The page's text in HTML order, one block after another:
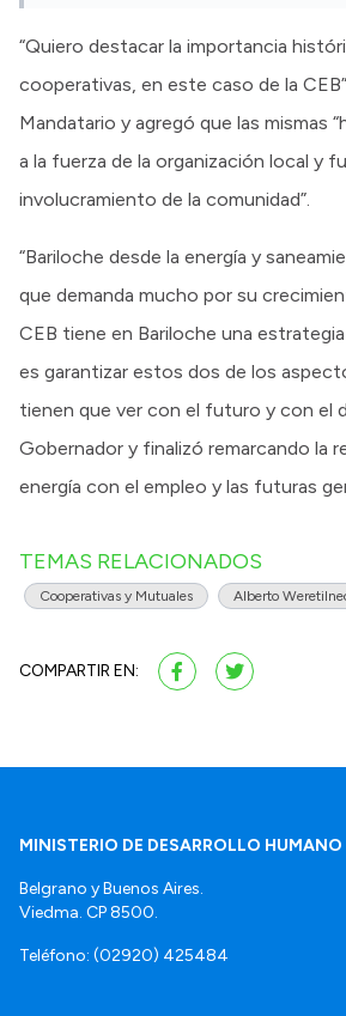
“Quiero destacar la importancia
cooperativas, en este caso de la
Mandatario y agregó que las mismas
a la fuerza de la organización local y
involucramiento de la comunidad”.
“Bariloche desde la energía y
que demanda mucho por su
CEB tiene en Bariloche una
es garantizar estos dos de los
tienen que ver con el futuro y con el
Gobernador y finalizó remarcando la
energía con el empleo y las futuras
TEMAS RELACIONADOS
Cooperativas y Mutuales Alberto
COMPARTIR EN:
MINISTERIO DE DESARROLLO HUMANO
Belgrano y Buenos Aires.
Viedma. CP 8500.
Teléfono: (02920) 425484